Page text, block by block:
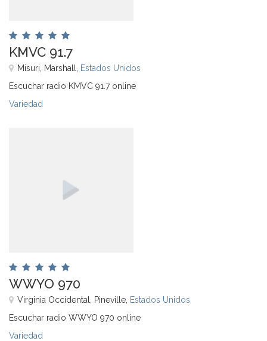
KMVC 91.7
Misuri, Marshall, Estados Unidos
Escuchar radio KMVC 91.7 online
Variedad
WWYO 970
Virginia Occidental, Pineville, Estados Unidos
Escuchar radio WWYO 970 online
Variedad